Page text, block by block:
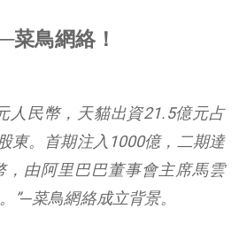
─菜鳥網絡！
人民幣，天貓出資21.5億元占
東。首期注入 1000億，二期達
，由阿里巴巴董事會主席馬雲
”─菜鳥網絡成立背景。